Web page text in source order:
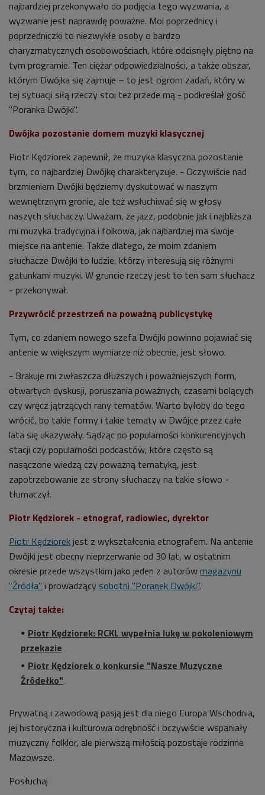
najbardziej przekonywało do podjęcia tego wyzwania, a
wyzwanie jest naprawdę poważne. Moi poprzednicy i
poprzedniczki to niezwykłe osoby o bardzo
charyzmatycznych osobowościach, które odcisnęły piętno na
tym programie. Ten ciężar odpowiedzialności, a także obszar,
którym Dwójka się zajmuje – to jest ogrom zadań, który w
tej sytuacji siłą rzeczy stoi też przede mą - podkreślał gość
"Poranka Dwójki".
Dwójka pozostanie domem muzyki klasycznej
Piotr Kędziorek zapewnił, że muzyka klasyczna pozostanie
tym, co najbardziej Dwójkę charakteryzuje. - Oczywiście nad
brzmieniem Dwójki będziemy dyskutować w naszym
wewnętrznym gronie, ale też wsłuchiwać się w głosy
naszych słuchaczy. Uważam, że jazz, podobnie jak i najbliższa
mi muzyka tradycyjna i folkowa, jak najbardziej ma swoje
miejsce na antenie. Także dlatego, że moim zdaniem
słuchacze Dwójki to ludzie, którzy interesują się różnymi
gatunkami muzyki. W gruncie rzeczy jest to ten sam słuchacz
- przekonywał.
Przywrócić przestrzeń na poważną publicystykę
Tym, co zdaniem nowego szefa Dwójki powinno pojawiać się
antenie w większym wymiarze niż obecnie, jest słowo.
- Brakuje mi zwłaszcza dłuższych i poważniejszych form,
otwartych dyskusji, poruszania poważnych, czasami bolących
czy wręcz jątrzących rany tematów. Warto byłoby do tego
wrócić, bo takie formy i takie tematy w Dwójce przez całe
lata się ukazywały. Sądząc po popularności konkurencyjnych
stacji czy popularności podcastów, które często są
nasączone wiedzą czy poważną tematyką, jest
zapotrzebowanie ze strony słuchaczy na takie słowo -
tłumaczył.
Piotr Kędziorek - etnograf, radiowiec, dyrektor
Piotr Kędziorekjest z wykształcenia etnografem. Na antenie
Dwójki jest obecny nieprzerwanie od 30 lat, w ostatnim
okresie przede wszystkim jako jeden z autorówmagazynu
"Źródła" i prowadzący sobotni "Poranek Dwójki".
Czytaj także:
Piotr Kędziorek: RCKL wypełnia lukę w pokoleniowym
przekazie
Piotr Kędziorek o konkursie "Nasze Muzyczne
Źródełko"
Prywatną i zawodową pasją jest dla niego Europa Wschodnia,
jej historyczna i kulturowa odrębność i oczywiście wspaniały
muzyczny folklor, ale pierwszą miłością pozostaje rodzinne
Mazowsze.
Posłuchaj